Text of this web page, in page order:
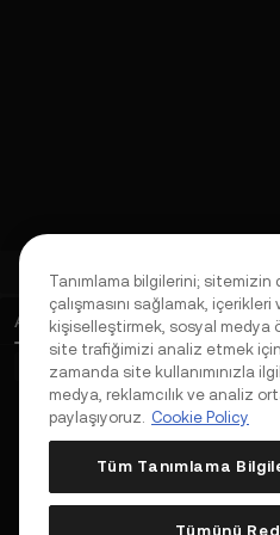
Açık Emirler(0) Varlıklar
Süreç Transfer Borçlanma
Temel Emirler (0) Gelişmiş
Tanımlama bilgilerini; sitemizin
çalışmasını sağlamak, içerikleri
kişiselleştirmek, sosyal medya
site trafiğimizi analiz etmek için
zamanda site kullanımınızla
medya, reklamcılık ve analiz
paylaşıyoruz. Cookie Policy
Tüm Tanımlama
Tümünü